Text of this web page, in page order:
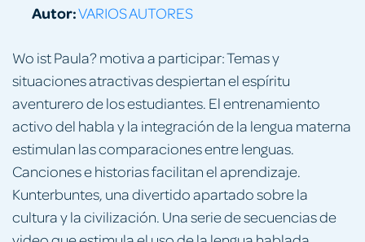
Wo ist Paula? motiva a participar: Temas y
situaciones atractivas despiertan el espíritu
aventurero de los estudiantes. El entrenamiento
activo del habla y la integración de la lengua materna
estimulan las comparaciones entre lenguas.
Canciones e historias facilitan el aprendizaje.
Kunterbuntes, una divertido apartado sobre la
cultura y la civilización. Una serie de secuencias de
Autor:VARIOS AUTORES